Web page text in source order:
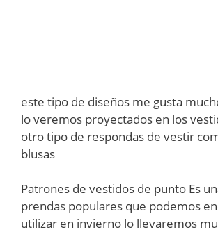
este tipo de diseños me gusta
lo veremos proyectados en los
otro tipo de respondas de vestir
blusas
Patrones de vestidos de punto Es
prendas populares que podemos
utilizar en invierno lo llevaremos